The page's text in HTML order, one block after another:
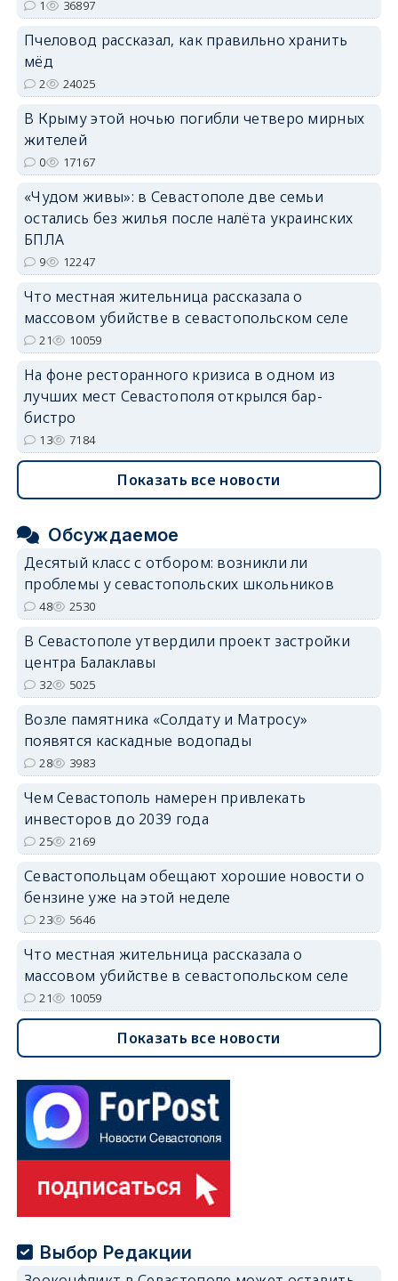
erid: 2SDnjdPjgYS
1 36897
Пчеловод рассказал, как правильно хранить
мёд
2 24025
В Крыму этой ночью погибли четверо мирных
жителей
0 17167
«Чудом живы»: в Севастополе две семьи
остались без жилья после налёта украинских
БПЛА
9 12247
Что местная жительница рассказала о
массовом убийстве в севастопольском селе
21 10059
На фоне ресторанного кризиса в одном из
лучших мест Севастополя открылся бар-
бистро
13 7184
Показать все новости
Обсуждаемое
Десятый класс с отбором: возникли ли
проблемы у севастопольских школьников
48 2530
В Севастополе утвердили проект застройки
центра Балаклавы
32 5025
Возле памятника «Солдату и Матросу»
появятся каскадные водопады
28 3983
Чем Севастополь намерен привлекать
инвесторов до 2039 года
25 2169
Севастопольцам обещают хорошие новости о
бензине уже на этой неделе
23 5646
Что местная жительница рассказала о
массовом убийстве в севастопольском селе
21 10059
Показать все новости
Выбор Редакции